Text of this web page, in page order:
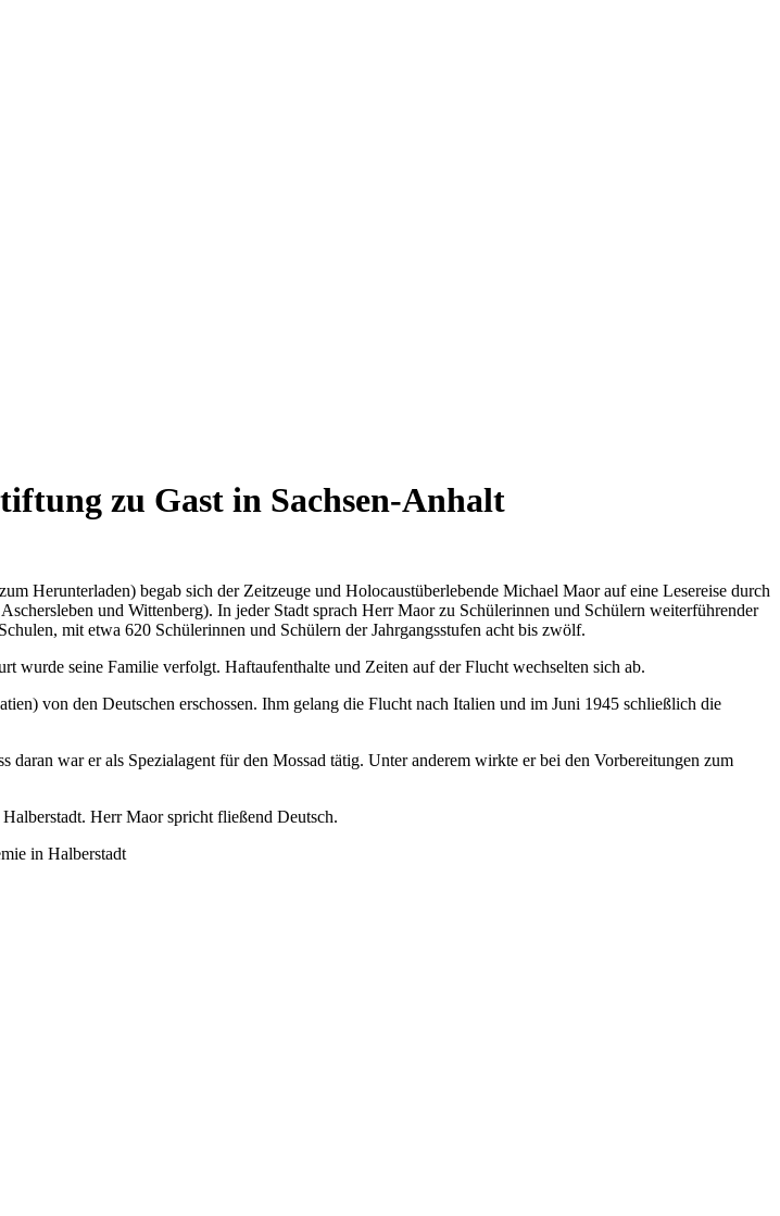
zu Gast in Sachsen-Anhalt
Herunterladen) begab sich der Zeitzeuge und Holocaustüberlebende Michael Maor auf eine Lesereise durch
und Wittenberg). In jeder Stadt sprach Herr Maor zu Schülerinnen und Schülern weiterführender
mit etwa 620 Schülerinnen und Schülern der Jahrgangsstufen acht bis zwölf.
wurde seine Familie verfolgt. Haftaufenthalte und Zeiten auf der Flucht wechselten sich ab.
von den Deutschen erschossen. Ihm gelang die Flucht nach Italien und im Juni 1945 schließlich die
war er als Spezialagent für den Mossad tätig. Unter anderem wirkte er bei den Vorbereitungen zum
Herr Maor spricht fließend Deutsch.
in Halberstadt